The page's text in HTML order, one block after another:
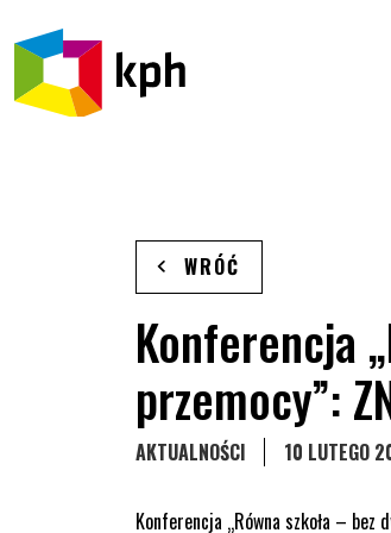
PRZEJDŹ DO TREŚCI
WRÓĆ
Konferencja
przemocy”:
STRONA KATEGORII WPISÓW
AKTUALNOŚCI 10 LUTEGO
Konferencja „Równa szkoła –